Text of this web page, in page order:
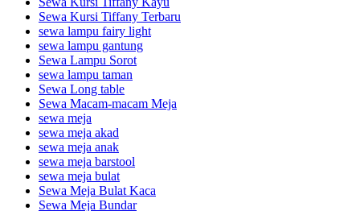
Sewa Kursi Tiffany Terbaru
sewa lampu fairy light
sewa lampu gantung
Sewa Lampu Sorot
sewa lampu taman
Sewa Long table
Sewa Macam-macam Meja
sewa meja
sewa meja akad
sewa meja anak
sewa meja barstool
sewa meja bulat
Sewa Meja Bulat Kaca
Sewa Meja Bundar